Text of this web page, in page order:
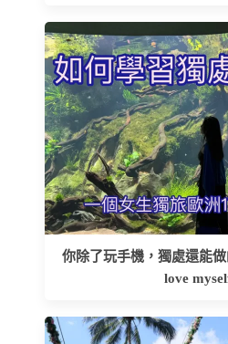
你除了玩手機，獨處還能
love